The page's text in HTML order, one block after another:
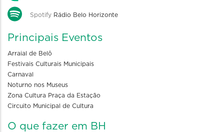
Spotify Rádio Belo Horizonte
Principais Eventos
Arraial de Belô
Festivais Culturais Municipais
Carnaval
Noturno nos Museus
Zona Cultura Praça da Estação
Circuito Municipal de Cultura
O que fazer em BH